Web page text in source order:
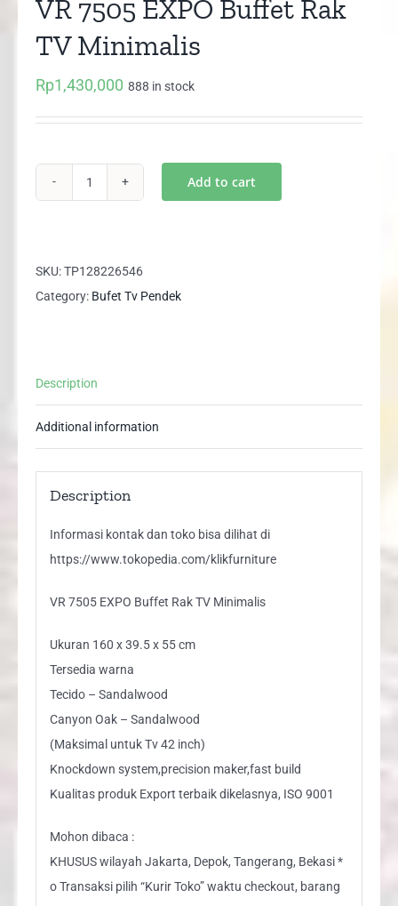
VR 7505 EXPO Buffet Rak
TV Minimalis
Rp1,430,000 888 in stock
Buffet
Rak
Add to cart
SKU:TP128226546
Category: Bufet Tv Pendek
Description
Additional information
Description
Informasi kontak dan toko bisa dilihat di
https://www.tokopedia.com/klikfurniture
VR 7505 EXPO Buffet Rak TV Minimalis
Ukuran 160 x 39.5 x 55 cm
Tersedia warna
Tecido – Sandalwood
Canyon Oak – Sandalwood
(Maksimal untuk Tv 42 inch)
Knockdown system,precision maker,fast build
Kualitas produk Export terbaik dikelasnya, ISO 9001
Mohon dibaca :
KHUSUS wilayah Jakarta, Depok, Tangerang, Bekasi *
o Transaksi pilih “Kurir Toko” waktu checkout, barang